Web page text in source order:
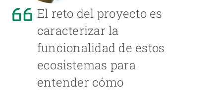
El reto del proyecto es
caracterizar la
funcionalidad de estos
ecosistemas para
entender cómo